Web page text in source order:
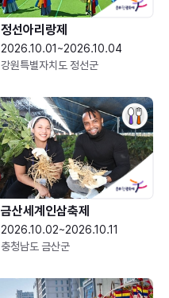
정선아리랑제
2026.10.01~2026.10.04
강원특별자치도 정선군
금산세계인삼축제
2026.10.02~2026.10.11
충청남도 금산군